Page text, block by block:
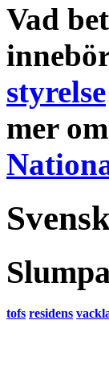
Vad
styrelse
mer om
tofs residens